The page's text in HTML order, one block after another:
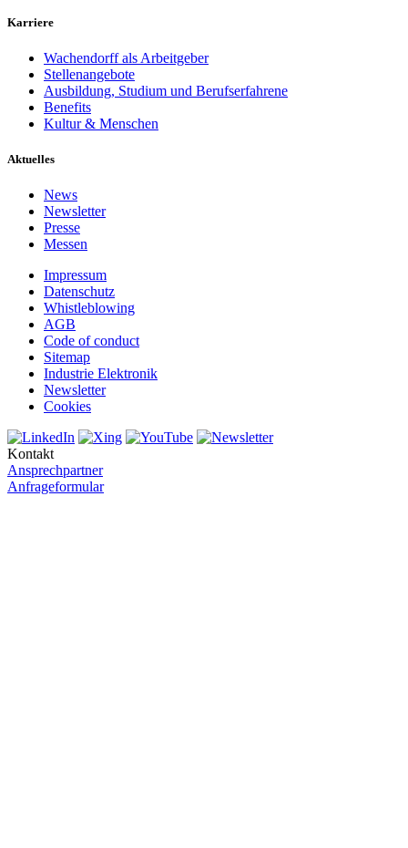
Karriere
Wachendorff als Arbeitgeber
Stellenangebote
Ausbildung, Studium und Berufserfahrene
Benefits
Kultur & Menschen
Aktuelles
News
Newsletter
Presse
Messen
Impressum
Datenschutz
Whistleblowing
AGB
Code of conduct
Sitemap
Industrie Elektronik
Newsletter
Cookies
Kontakt
Ansprechpartner
Anfrageformular